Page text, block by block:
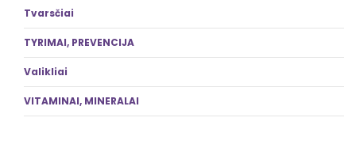
Tvarsčiai
TYRIMAI, PREVENCIJA
Valikliai
VITAMINAI, MINERALAI